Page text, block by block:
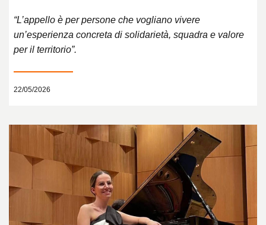
“L’appello è per persone che vogliano vivere
un’esperienza concreta di solidarietà, squadra e valore
per il territorio”.
22/05/2026